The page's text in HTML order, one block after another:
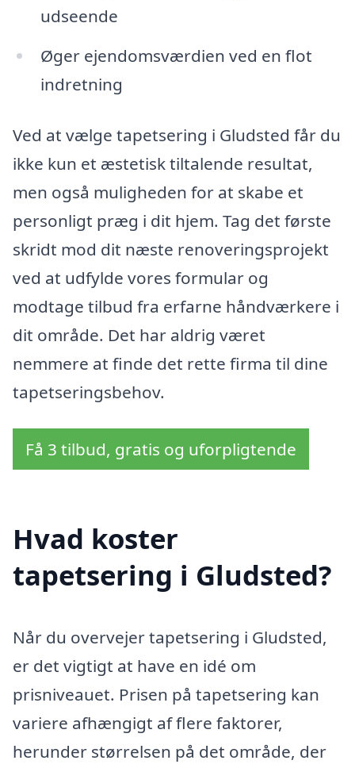
udseende
Øger ejendomsværdien ved en flot
indretning
Ved at vælge tapetsering i Gludsted får du
ikke kun et æstetisk tiltalende resultat,
men også muligheden for at skabe et
personligt præg i dit hjem. Tag det første
skridt mod dit næste renoveringsprojekt
ved at udfylde vores formular og
modtage tilbud fra erfarne håndværkere i
dit område. Det har aldrig været
nemmere at finde det rette firma til dine
tapetseringsbehov.
Få 3 tilbud, gratis og uforpligtende
Hvad koster
tapetsering i Gludsted?
Når du overvejer tapetsering i Gludsted,
er det vigtigt at have en idé om
prisniveauet. Prisen på tapetsering kan
variere afhængigt af flere faktorer,
herunder størrelsen på det område, der